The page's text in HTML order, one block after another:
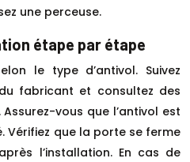
une perceuse.
étape par étape
le type d’antivol. Suivez
fabricant et consultez des
vous que l’antivol est
Vérifiez que la porte se ferme
l’installation. En cas de